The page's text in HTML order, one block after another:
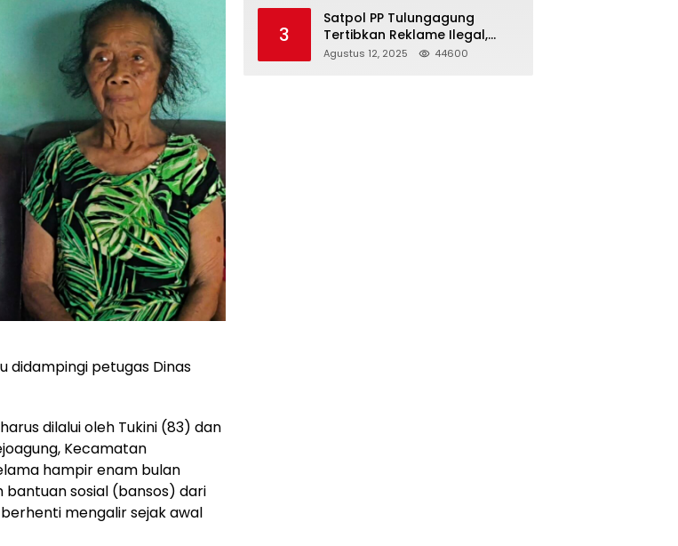
didampingi petugas Dinas
dilalui oleh Tukini (83) dan
Kecamatan
hampir enam bulan
sosial (bansos) dari
mengalir sejak awal
3
Satpol PP Tulungagung
Tertibkan Reklame Ilegal,
Wujudkan Kota yang Rapi
Agustus 12, 2025 44600